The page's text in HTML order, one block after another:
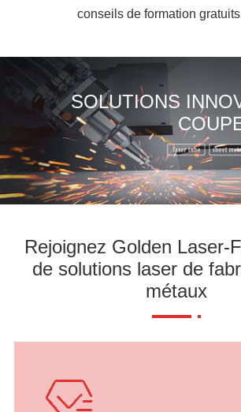
conseils de formation
SOLUTIONS
Rejoignez Golden Laser-
de solutions laser de
métaux